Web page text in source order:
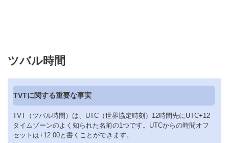
ツバル時間
TVTに関する重要な事実
TVT（ツバル時間）は、UTC（世界協定時刻）12時間先にUTC+12
タイムゾーンのよく知られた名前の1つです。UTCからの時間オフ
セットは+12:00と書くことができます。